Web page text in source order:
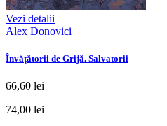
Vezi detalii
Alex Donovici
Învățătorii de Grijă. Salvatorii
66,60 lei
74,00 lei